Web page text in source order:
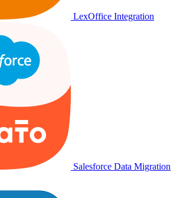
LexOffice Integration
Salesforce Data Migration